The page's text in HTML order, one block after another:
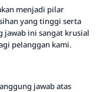
menjadi pilar
yang tinggi serta
jawab ini sangat krusial
pelanggan kami.
jawab atas